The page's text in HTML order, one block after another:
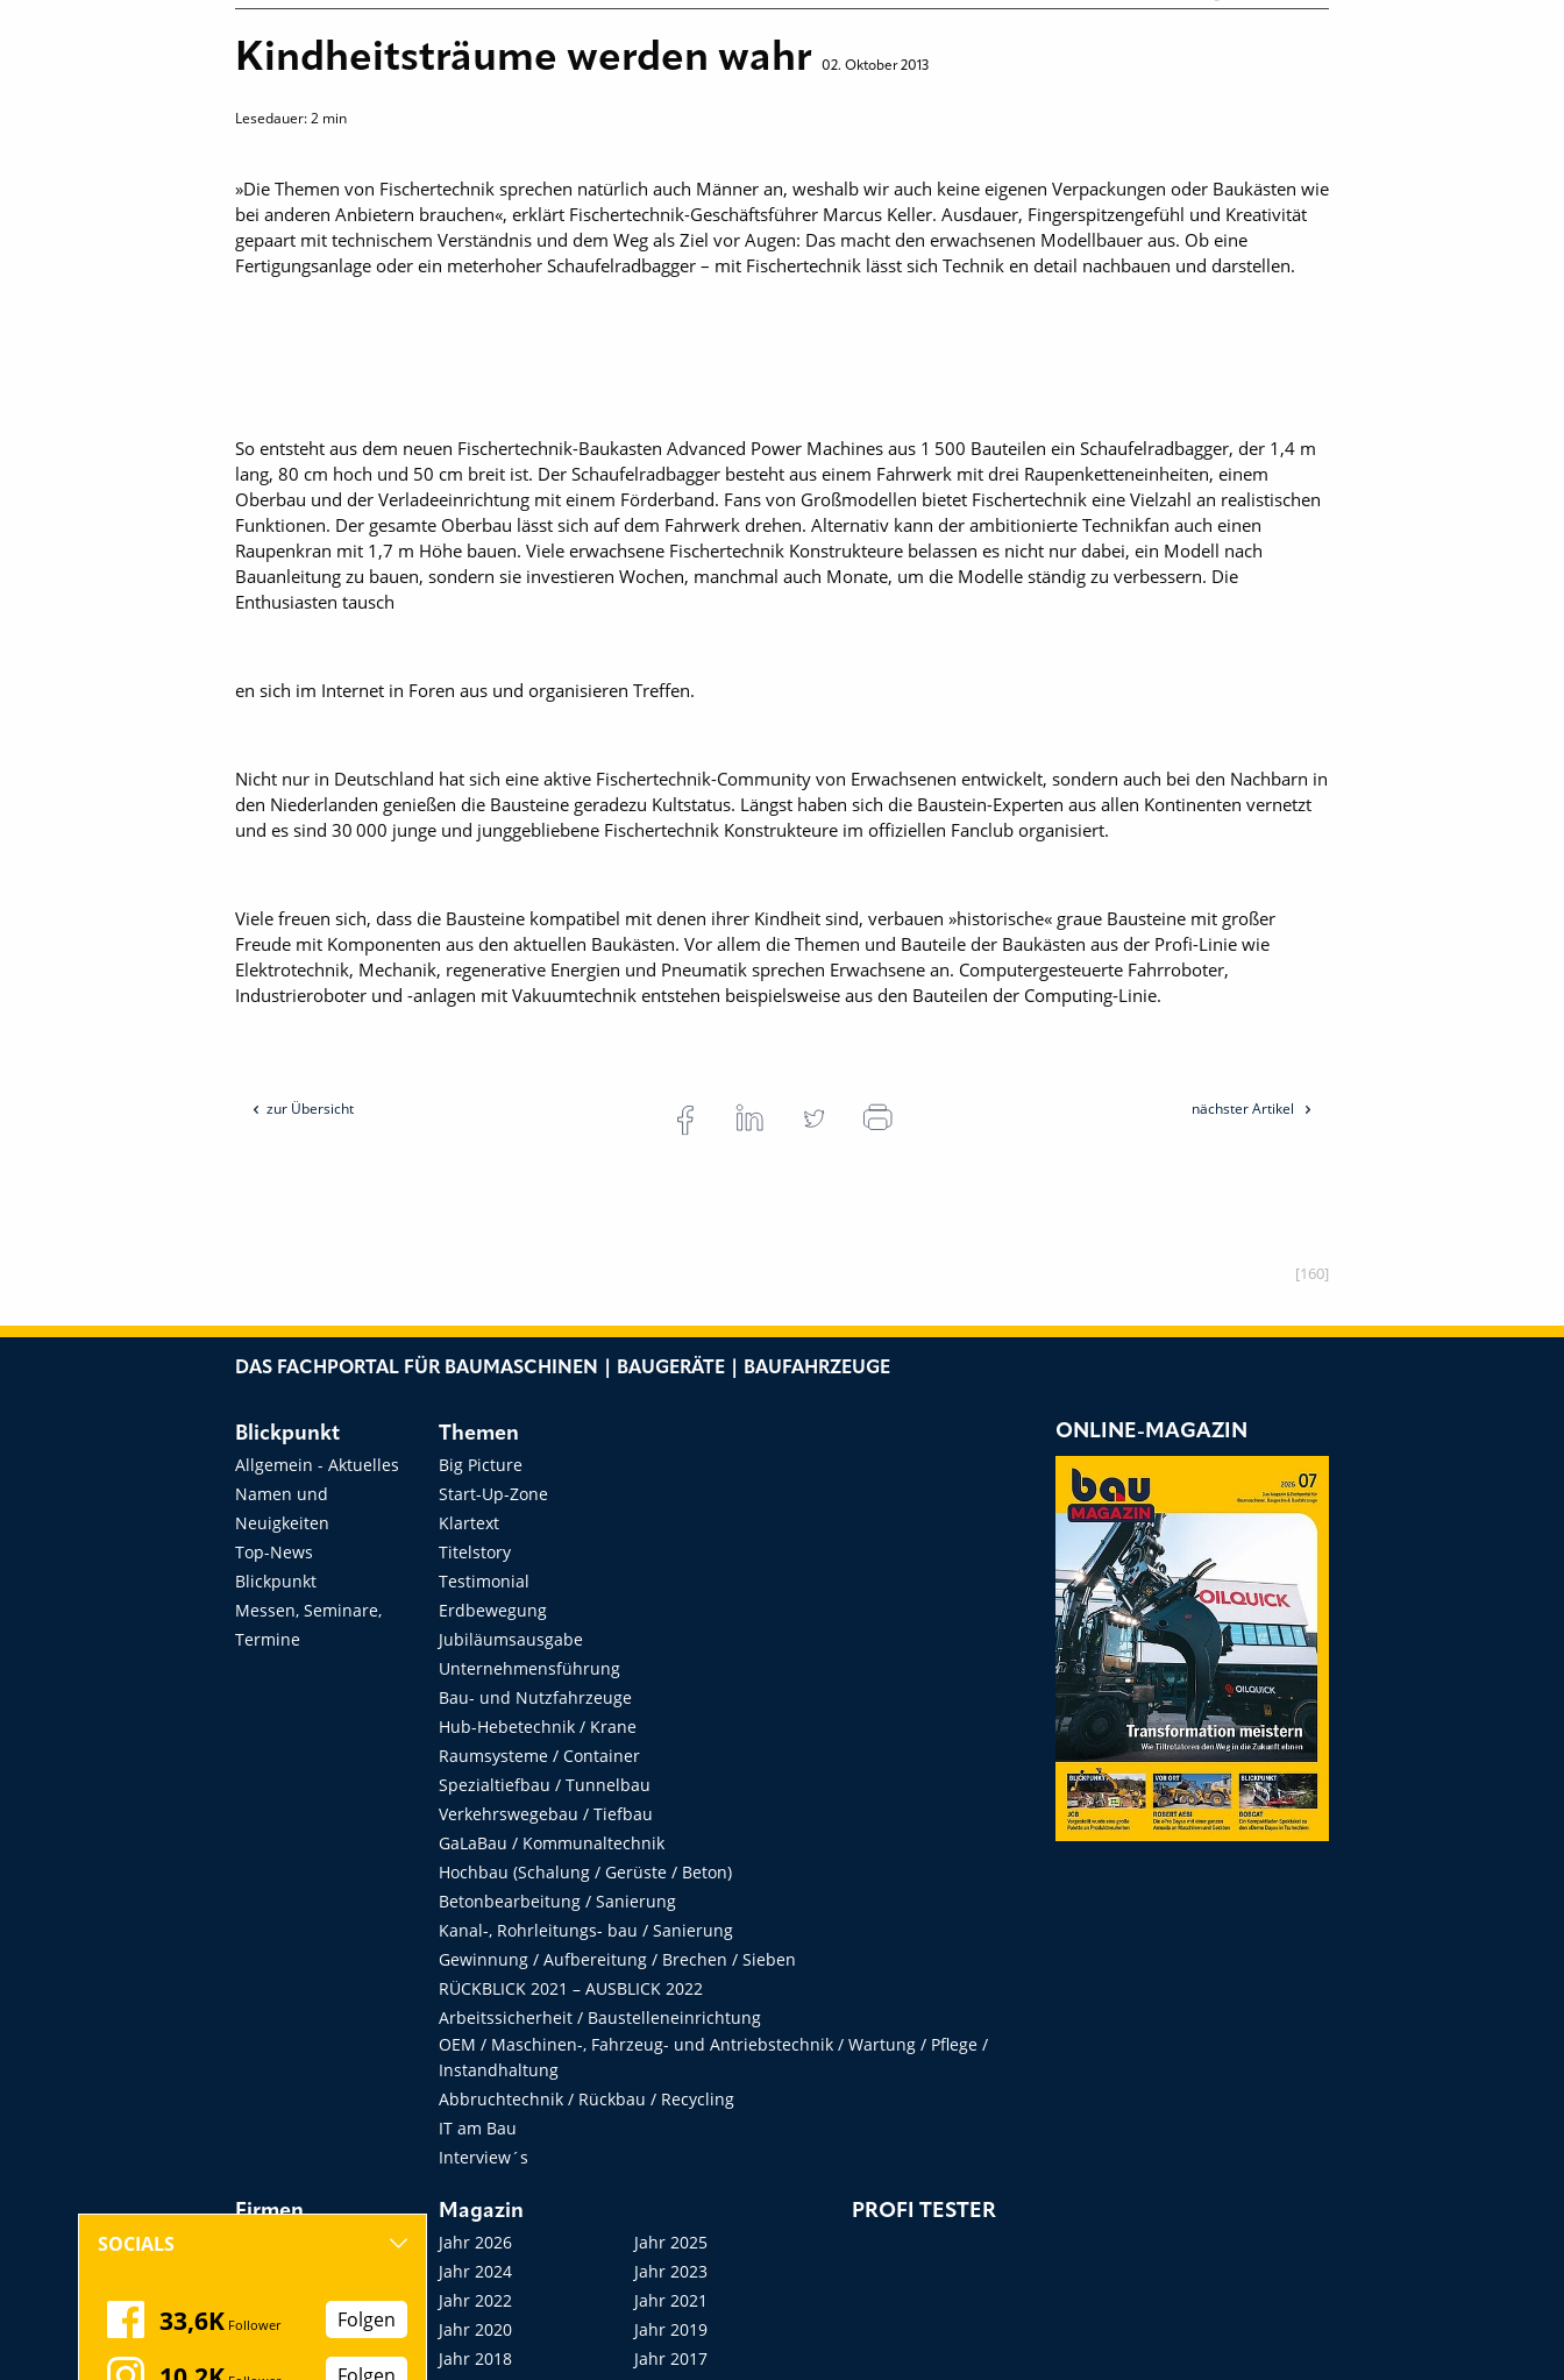
Kindheitsträume werden wahr 02. Oktober 2013
Lesedauer:2 min
»Die Themen von Fischertechnik sprechen natürlich auch Männer an, weshalb wir auch keine eigenen Verpackungen oder Baukästen wie
bei anderen Anbietern brauchen«, erklärt Fischertechnik-Geschäftsführer Marcus Keller. Ausdauer, Fingerspitzengefühl und Kreativität
gepaart mit technischem Verständnis und dem Weg als Ziel vor Augen: Das macht den erwachsenen Modellbauer aus. Ob eine
Fertigungsanlage oder ein meterhoher Schaufelradbagger – mit Fischertechnik lässt sich Technik en detail nachbauen und darstellen.
So entsteht aus dem neuen Fischertechnik-Baukasten Advanced Power Machines aus 1 500 Bauteilen ein Schaufelradbagger, der 1,4 m
lang, 80 cm hoch und 50 cm breit ist. Der Schaufelradbagger ­besteht aus einem Fahrwerk mit drei Raupenketteneinheiten, einem
Oberbau und der Verladeeinrichtung mit einem Förderband. Fans von Großmodellen bietet Fischertechnik eine Vielzahl an realistischen
Funktionen. Der gesamte Oberbau lässt sich auf dem Fahrwerk drehen. Alternativ kann der ambitionierte Technikfan auch einen
Raupenkran mit 1,7 m Höhe bauen. Viele erwachsene Fischertechnik Konstrukteure belassen es nicht nur dabei, ein Modell nach
Bauanleitung zu bauen, sondern sie investieren Wochen, manchmal auch Monate, um die Modelle ständig zu verbessern. Die
Enthusiasten tausch
en sich im Internet in Foren aus und organisieren Treffen.
Nicht nur in Deutschland hat sich eine aktive Fischertechnik-Community von Erwachsenen entwickelt, sondern auch bei den Nachbarn in
den Niederlanden genießen die Bausteine geradezu Kultstatus. Längst haben sich die Baustein-Experten aus allen Kontinenten vernetzt
und es sind 30 000 junge und junggebliebene Fischertechnik Konstrukteure im offiziellen Fanclub organisiert.
Viele freuen sich, dass die Bausteine kompatibel mit denen ihrer Kindheit sind, verbauen »historische« graue Bausteine mit großer
Freude mit Komponenten aus den aktuellen Baukästen. Vor allem die Themen und Bauteile der Baukästen aus der Profi-Linie wie
Elektrotechnik, Mechanik, regenerative Energien und Pneumatik sprechen Erwachsene an. Computergesteuerte Fahrroboter,
Industrieroboter und -anlagen mit Vakuumtechnik entstehen beispielsweise aus den Bauteilen der Computing-Linie.
zur Übersicht nächster Artikel
[160]
DAS FACHPORTAL FÜR BAUMASCHINEN | BAUGERÄTE | BAUFAHRZEUGE
Blickpunkt
Allgemein - Aktuelles
Namen und
Neuigkeiten
Top-News
Blickpunkt
Messen, Seminare,
Termine
Themen
Big Picture
Start-Up-Zone
Klartext
Titelstory
Testimonial
Erdbewegung
Jubiläumsausgabe
Unternehmensführung
Bau- und Nutzfahrzeuge
Hub-Hebetechnik / Krane
Raumsysteme / Container
Spezialtiefbau / Tunnelbau
Verkehrswegebau / Tiefbau
GaLaBau / Kommunaltechnik
Hochbau (Schalung / Gerüste / Beton)
Betonbearbeitung / Sanierung
Kanal-, Rohrleitungs- bau / Sanierung
Gewinnung / Aufbereitung / Brechen / Sieben
RÜCKBLICK 2021 – AUSBLICK 2022
Arbeitssicherheit / Baustelleneinrichtung
OEM / Maschinen-, Fahrzeug- und Antriebstechnik / Wartung / Pflege /
Instandhaltung
Abbruchtechnik / Rückbau / Recycling
IT am Bau
Interview´s
Firmen
Messen, Seminare,
Kongresse
Magazin
Jahr 2026
Jahr 2025
Jahr 2024
Jahr 2023
Jahr 2022
Jahr 2021
Jahr 2020
Jahr 2019
Jahr 2018
Jahr 2017
PROFI TESTER
ONLINE-MAGAZIN
SOCIALS
33,6K Follower Folgen